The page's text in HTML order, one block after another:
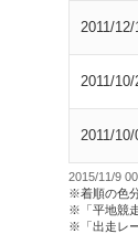
2011/12/
2011/10/
2011/10/
2015/11/9
※着順の色
※「平地競
※「出走レ